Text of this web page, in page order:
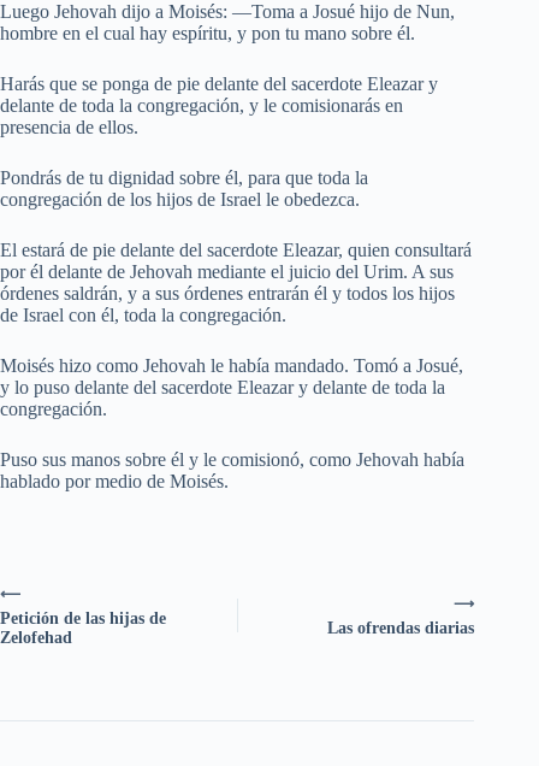
Luego Jehovah dijo a Moisés: —Toma a Josué hijo de Nun,
hombre en el cual hay espíritu, y pon tu mano sobre él.
Harás que se ponga de pie delante del sacerdote Eleazar y
delante de toda la congregación, y le comisionarás en
presencia de ellos.
Pondrás de tu dignidad sobre él, para que toda la
congregación de los hijos de Israel le obedezca.
El estará de pie delante del sacerdote Eleazar, quien consultará
por él delante de Jehovah mediante el juicio del Urim. A sus
órdenes saldrán, y a sus órdenes entrarán él y todos los hijos
de Israel con él, toda la congregación.
Moisés hizo como Jehovah le había mandado. Tomó a Josué,
y lo puso delante del sacerdote Eleazar y delante de toda la
congregación.
Puso sus manos sobre él y le comisionó, como Jehovah había
hablado por medio de Moisés.
⟶
Las ofrendas diarias
⟵
Petición de las hijas de
Zelofehad